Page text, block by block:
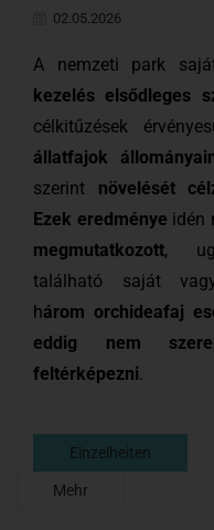
02.05.2026
A nemzeti park
kezelés elsődleges
célkitűzések
állatfajok
szerint növelését
Ezek eredménye idén
megmutatkozott,
található saját
három orchideafaj
eddig nem
feltérképezni.
Einzelheiten
Mehr